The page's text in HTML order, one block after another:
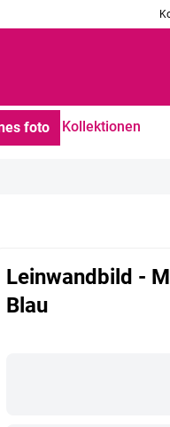
foto Kollektionen
Leinwandbild -
Blau